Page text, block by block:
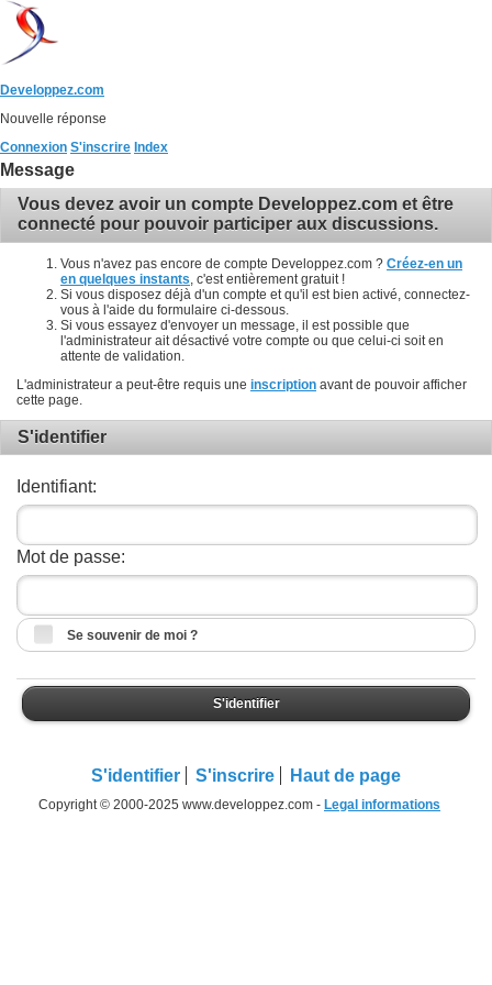
Developpez.com
Nouvelle réponse
Connexion S'inscrire Index
Message
Vous devez avoir un compte Developpez.com et être
connecté pour pouvoir participer aux discussions.
Vous n'avez pas encore de compte Developpez.com ? Créez-en un
en quelques instants , c'est entièrement gratuit !
Si vous disposez déjà d'un compte et qu'il est bien activé, connectez-
vous à l'aide du formulaire ci-dessous.
Si vous essayez d'envoyer un message, il est possible que
l'administrateur ait désactivé votre compte ou que celui-ci soit en
attente de validation.
L'administrateur a peut-être requis une inscription avant de pouvoir afficher
cette page.
S'identifier
Identifiant:
Mot de passe:
Se souvenir de moi ?
S'identifier
S'identifier S'inscrire Haut de page
Copyright © 2000-2025 www.developpez.com - Legal informations